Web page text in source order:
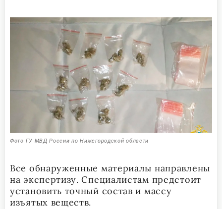
Фото ГУ МВД России по Нижегородской области
Все обнаруженные материалы направлены
на экспертизу. Специалистам предстоит
установить точный состав и массу
изъятых веществ.